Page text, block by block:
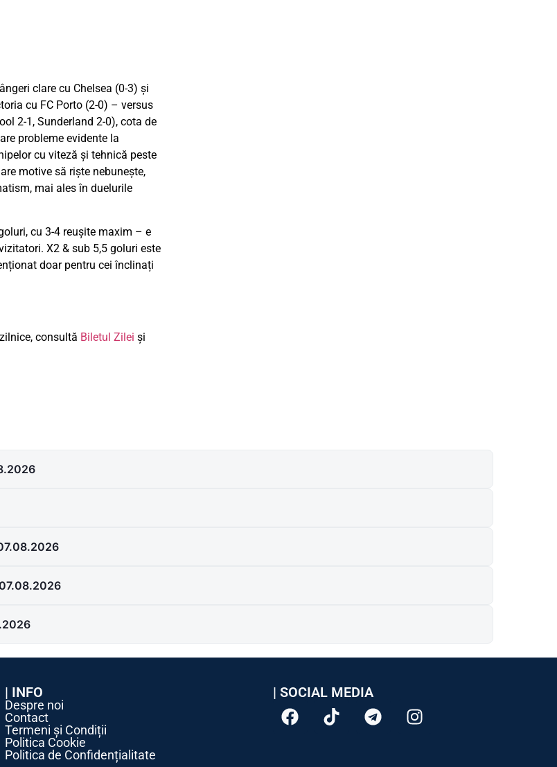
clare cu Chelsea (0-3) și
cu FC Porto (2-0) – versus
2-1, Sunderland 2-0), cota de
probleme evidente la
cu viteză și tehnică peste
motive să riște nebunește,
mai ales în duelurile
cu 3-4 reușite maxim – e
X2 & sub 5,5 goluri este
doar pentru cei înclinați
consultă Biletul Zilei și
| INFO
Despre noi
Contact
Termeni și Condiții
Politica Cookie
Politica de Confidențialitate
| SOCIAL MEDIA